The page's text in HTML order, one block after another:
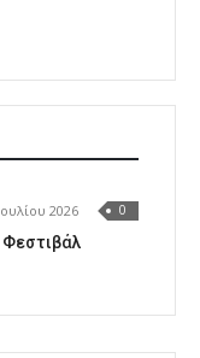
2026 0
Φεστιβάλ